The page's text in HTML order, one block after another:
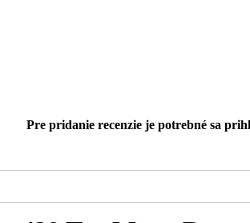
Pre pridanie recenzie je potrebné sa